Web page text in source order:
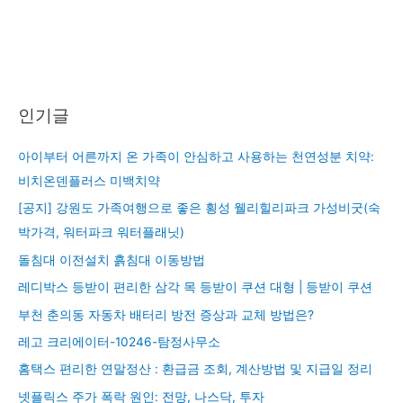
인기글
아이부터 어른까지 온 가족이 안심하고 사용하는 천연성분 치약:
비치온덴플러스 미백치약
[공지] 강원도 가족여행으로 좋은 횡성 웰리힐리파크 가성비굿(숙
박가격, 워터파크 워터플래닛)
돌침대 이전설치 흙침대 이동방법
레디박스 등받이 편리한 삼각 목 등받이 쿠션 대형 | 등받이 쿠션
부천 춘의동 자동차 배터리 방전 증상과 교체 방법은?
레고 크리에이터-10246-탐정사무소
홈택스 편리한 연말정산 : 환급금 조회, 계산방법 및 지급일 정리
넷플릭스 주가 폭락 원인: 전망, 나스닥, 투자